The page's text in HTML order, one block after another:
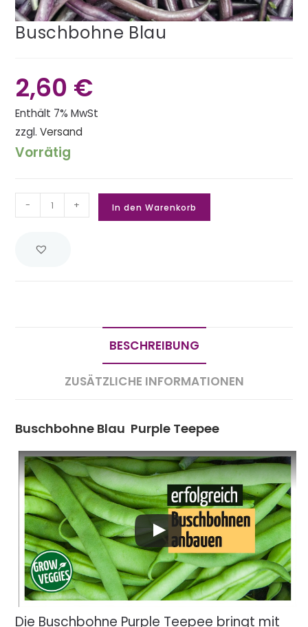
Buschbohne Blau
2,60 €
Enthält 7% MwSt
zzgl.Versand
Vorrätig
- + In den Warenkorb
BESCHREIBUNG
ZUSÄTZLICHE INFORMATIONEN
Buschbohne Blau Purple Teepee
Die Buschbohne Purple Teepee bringt mit